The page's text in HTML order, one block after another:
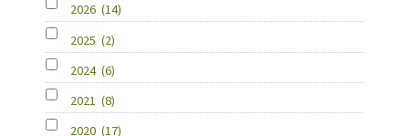
2026 (14)
2025 (2)
2024 (6)
2021 (8)
2020 (17)